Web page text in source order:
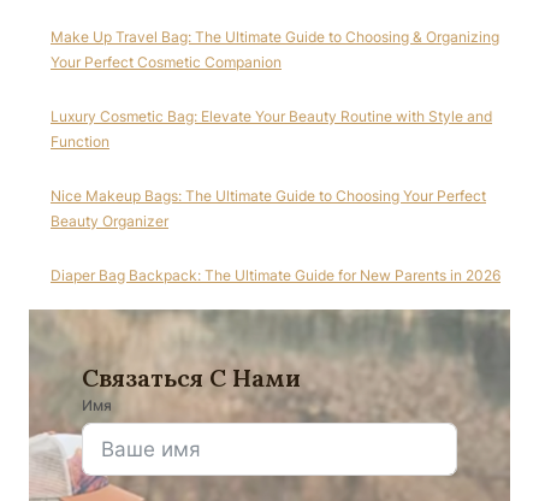
Make Up Travel Bag: The Ultimate Guide to Choosing & Organizing
Your Perfect Cosmetic Companion
Luxury Cosmetic Bag: Elevate Your Beauty Routine with Style and
Function
Nice Makeup Bags: The Ultimate Guide to Choosing Your Perfect
Beauty Organizer
Diaper Bag Backpack: The Ultimate Guide for New Parents in 2026
Связаться С Нами
Имя